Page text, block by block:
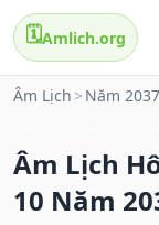
🗓️Amlich.org
Âm Lịch > Năm 2037
Âm Lịch
10 Năm